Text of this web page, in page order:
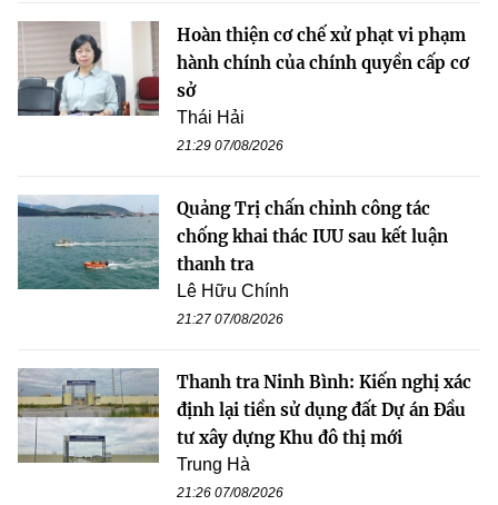
Hoàn thiện cơ chế xử phạt vi phạm
hành chính của chính quyền cấp cơ
sở
Thái Hải
21:29 07/08/2026
Quảng Trị chấn chỉnh công tác
chống khai thác IUU sau kết luận
thanh tra
Lê Hữu Chính
21:27 07/08/2026
Thanh tra Ninh Bình: Kiến nghị xác
định lại tiền sử dụng đất Dự án Đầu
tư xây dựng Khu đô thị mới
Trung Hà
21:26 07/08/2026